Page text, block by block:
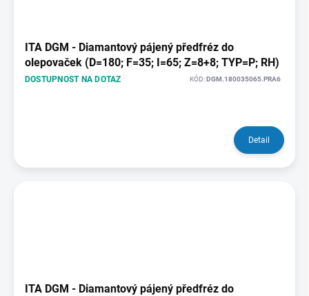
ITA DGM - Diamantový pájený předfréz do
olepovaček (D=180; F=35; I=65; Z=8+8; TYP=P; RH)
DOSTUPNOST NA DOTAZ KÓD:DGM.180035065.PRA6
Detail
ITA DGM - Diamantový pájený předfréz do